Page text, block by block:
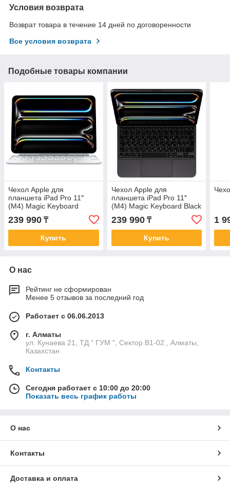
Условия возврата
Возврат товара в течение 14 дней по договоренности
Все условия возврата
Подобные товары компании
Чехол Apple для
планшета iPad Pro 11″
(M4) Magic Keyboard
239 990 ₸
Купить
Чехол Apple для
планшета iPad Pro 11″
(M4) Magic Keyboard Black
239 990₸
Купить
1
О нас
Рейтинг не сформирован
Менее 5 отзывов за последний год
Работает с 06.06.2013
г. Алматы
ул. Кунаева 21, ТД " ГУМ ", Сектор В1-02., Алматы,
Казахстан
Контакты
Сегодня работает с 10:00 до 20:00
Показать весь график работы
О нас
Контакты
Доставка и оплата